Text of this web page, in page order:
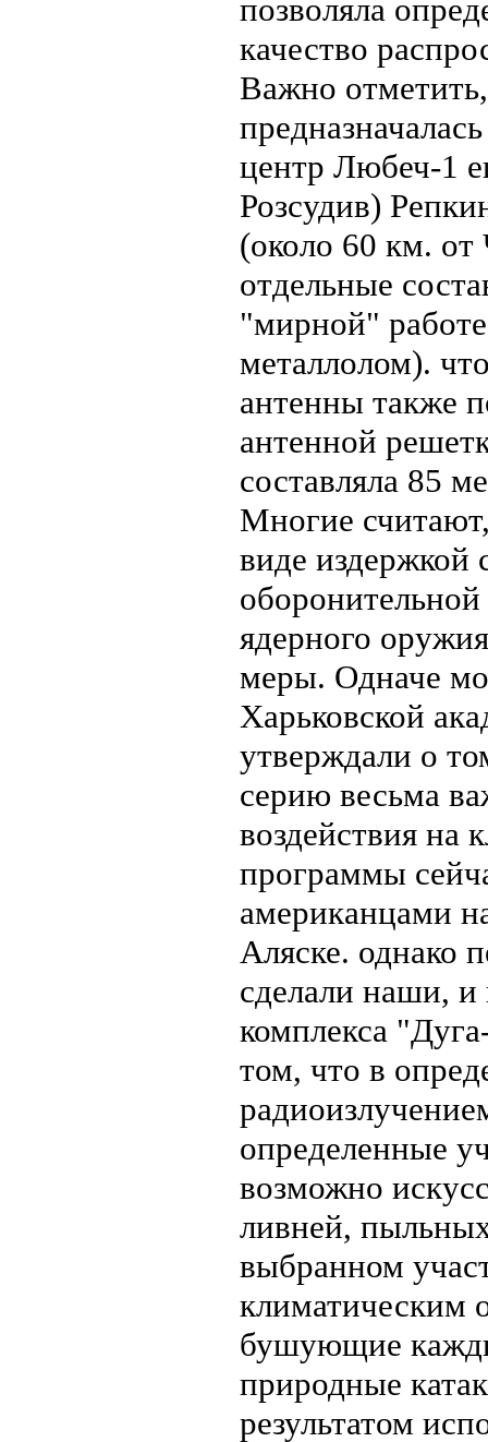
позволяла
качество
Важно
центр Любеч-1
Розсудив)
(около 60 км. от
отдельные
"мирной"
металлолом).
антенны также
антенной
составляла 85
Многие
виде издержкой
ядерного
меры. Одначе
Харьковской
утверждали о
серию весьма
воздействия на
программы
американцами
Аляске. однако
сделали наши,
комплекса
том, что в
определенные
возможно
ливней,
выбранном
климатическим
бушующие
природные
результатом